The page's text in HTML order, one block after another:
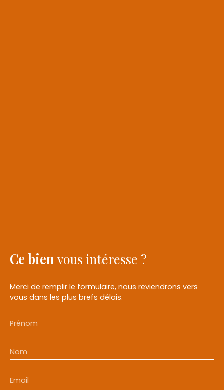
Ce bien vous intéresse ?
Merci de remplir le formulaire, nous reviendrons vers
vous dans les plus brefs délais.
Prénom
Nom
Email